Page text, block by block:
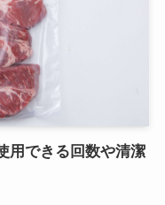
用できる回数や清潔